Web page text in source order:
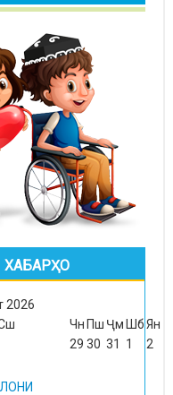
2026
Чн Пш Ҷм ШбЯн
29 30 31 1 2